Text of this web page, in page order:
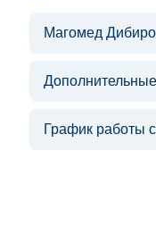
Магомед
График работы